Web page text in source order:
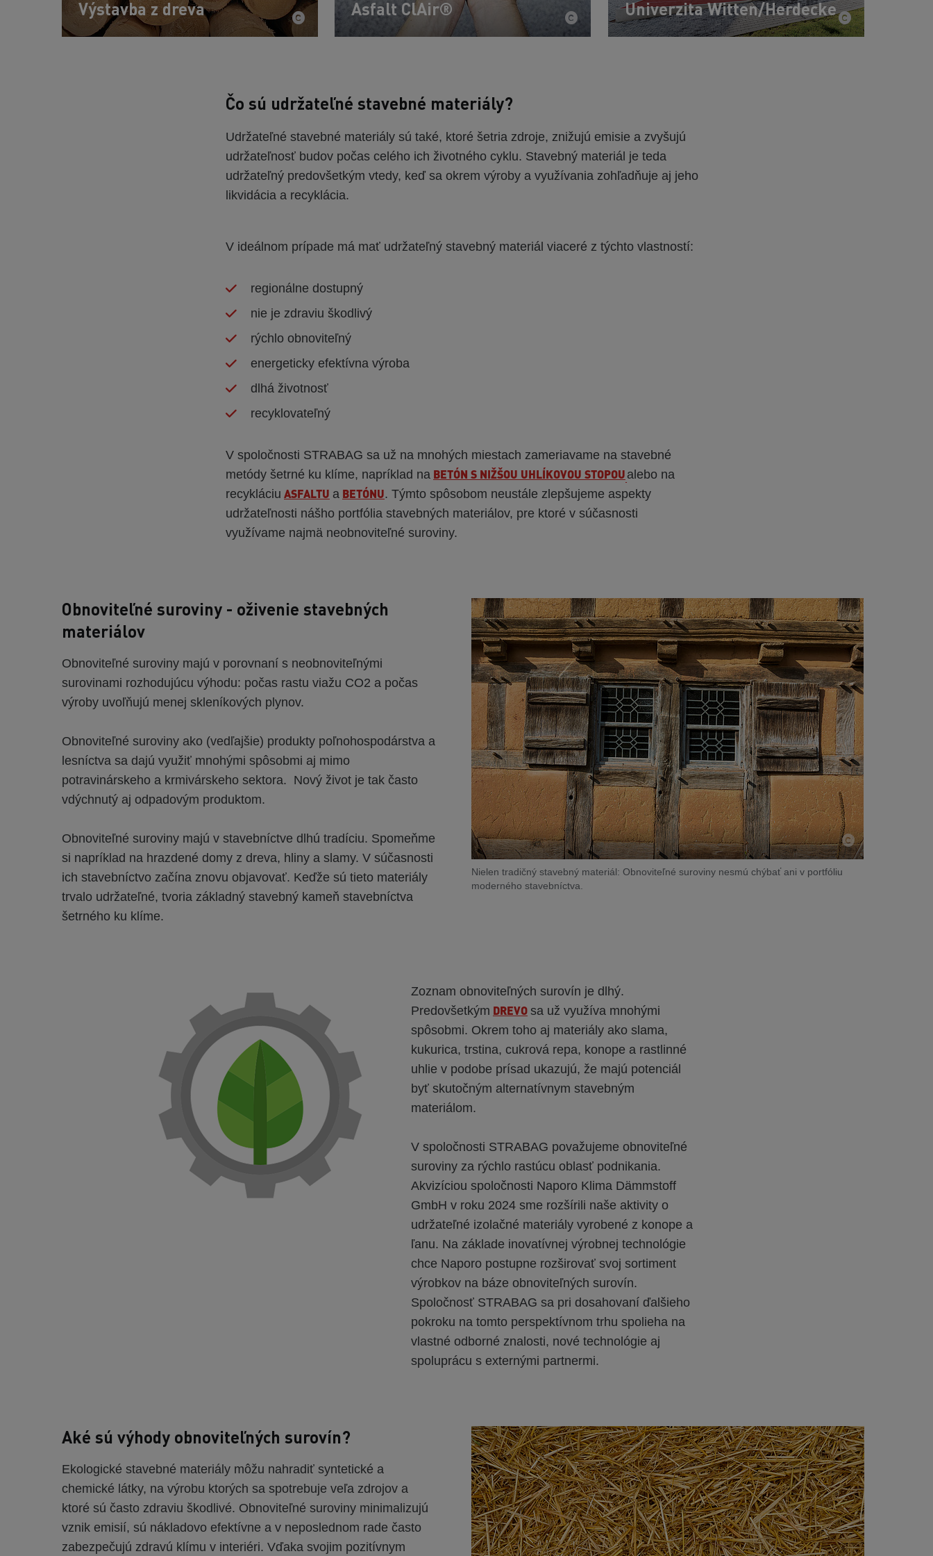
Výstavba z dreva Asfalt ClAir® Univerzita Witten/Herdecke
Čo sú udržateľné stavebné materiály?
Udržateľné stavebné materiály sú také, ktoré šetria zdroje, znižujú emisie a zvyšujú
udržateľnosť budov počas celého ich životného cyklu. Stavebný materiál je teda
udržateľný predovšetkým vtedy, keď sa okrem výroby a využívania zohľadňuje aj jeho
likvidácia a recyklácia.
V ideálnom prípade má mať udržateľný stavebný materiál viaceré z týchto vlastností:
regionálne dostupný
nie je zdraviu škodlivý
rýchlo obnoviteľný
energeticky efektívna výroba
dlhá životnosť
recyklovateľný
V spoločnosti STRABAG sa už na mnohých miestach zameriavame na stavebné
metódy šetrné ku klíme, napríklad na BETÓN S NIŽŠOU UHLÍKOVOU STOPOU alebo na
recykláciu ASFALTU a BETÓNU. Týmto spôsobom neustále zlepšujeme aspekty
udržateľnosti nášho portfólia stavebných materiálov, pre ktoré v súčasnosti
využívame najmä neobnoviteľné suroviny.
Nielen tradičný stavebný materiál: Obnoviteľné suroviny nesmú chýbať ani v portfóliu
moderného stavebníctva.
Obnoviteľné suroviny - oživenie stavebných
materiálov
Obnoviteľné suroviny majú v porovnaní s neobnoviteľnými
surovinami rozhodujúcu výhodu: počas rastu viažu CO2 a počas
výroby uvoľňujú menej skleníkových plynov.
Obnoviteľné suroviny ako (vedľajšie) produkty poľnohospodárstva a
lesníctva sa dajú využiť mnohými spôsobmi aj mimo
potravinárskeho a krmivárskeho sektora. Nový život je tak často
vdýchnutý aj odpadovým produktom.
Obnoviteľné suroviny majú v stavebníctve dlhú tradíciu. Spomeňme
si napríklad na hrazdené domy z dreva, hliny a slamy. V súčasnosti
ich stavebníctvo začína znovu objavovať. Keďže sú tieto materiály
trvalo udržateľné, tvoria základný stavebný kameň stavebníctva
šetrného ku klíme.
Zoznam obnoviteľných surovín je dlhý.
Predovšetkým DREVO sa už využíva mnohými
spôsobmi. Okrem toho aj materiály ako slama,
kukurica, trstina, cukrová repa, konope a rastlinné
uhlie v podobe prísad ukazujú, že majú potenciál
byť skutočným alternatívnym stavebným
materiálom.
V spoločnosti STRABAG považujeme obnoviteľné
suroviny za rýchlo rastúcu oblasť podnikania.
Akvizíciou spoločnosti Naporo Klima Dämmstoff
GmbH v roku 2024 sme rozšírili naše aktivity o
udržateľné izolačné materiály vyrobené z konope a
ľanu. Na základe inovatívnej výrobnej technológie
chce Naporo postupne rozširovať svoj sortiment
výrobkov na báze obnoviteľných surovín.
Spoločnosť STRABAG sa pri dosahovaní ďalšieho
pokroku na tomto perspektívnom trhu spolieha na
vlastné odborné znalosti, nové technológie aj
spoluprácu s externými partnermi.
Aké sú výhody obnoviteľných surovín?
Ekologické stavebné materiály môžu nahradiť syntetické a
chemické látky, na výrobu ktorých sa spotrebuje veľa zdrojov a
ktoré sú často zdraviu škodlivé. Obnoviteľné suroviny minimalizujú
vznik emisií, sú nákladovo efektívne a v neposlednom rade často
zabezpečujú zdravú klímu v interiéri. Vďaka svojim pozitívnym